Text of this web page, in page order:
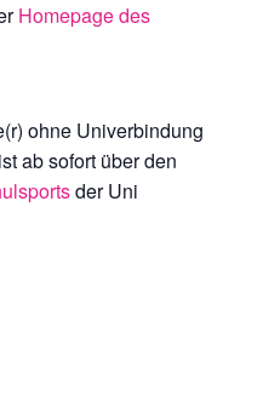
Homepage des
ohne Univerbindung
ab sofort über den
der Uni